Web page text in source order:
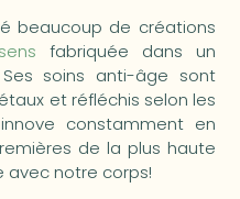
beaucoup de créations
fabriquée dans un
soins anti-âge sont
et réfléchis selon les
constamment en
de la plus haute
avec notre corps!